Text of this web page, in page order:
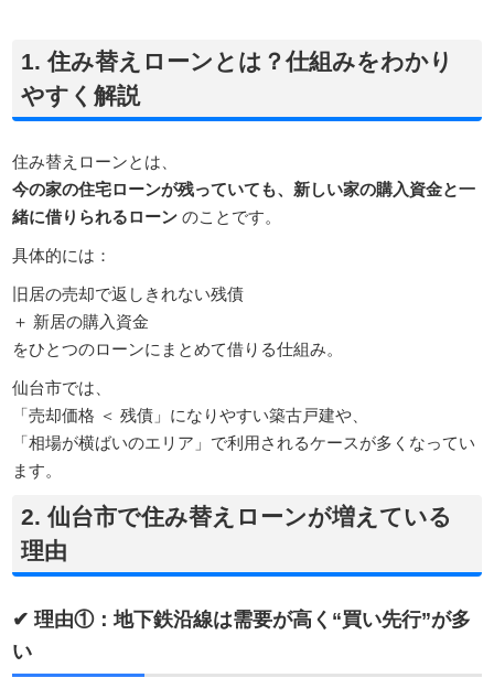
1. 住み替えローンとは？仕組みをわかり
やすく解説
住み替えローンとは、
今の家の住宅ローンが残っていても、新しい家の購入資金と一
緒に借りられるローン のことです。
具体的には：
旧居の売却で返しきれない残債
＋ 新居の購入資金
をひとつのローンにまとめて借りる仕組み。
仙台市では、
「売却価格 ＜ 残債」になりやすい築古戸建や、
「相場が横ばいのエリア」で利用されるケースが多くなってい
ます。
2. 仙台市で住み替えローンが増えている
理由
✔ 理由①：地下鉄沿線は需要が高く“買い先行”が多
い